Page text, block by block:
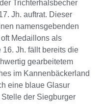
Trichterhalsbecher
Jh. auftrat. Dieser
namensgebenden
Medaillons als
Jh. fällt bereits die
gearbeitetem
im Kannenbäckerland
eine blaue Glasur
der Siegburger